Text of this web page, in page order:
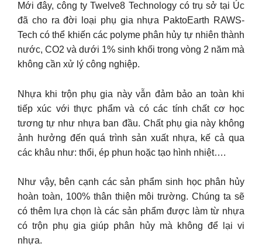
Mới đây, công ty Twelve8 Technology có trụ sở tại Úc
đã cho ra đời loại phụ gia nhựa PaktoEarth RAWS-
Tech có thể khiến các polyme phân hủy tự nhiên thành
nước, CO2 và dưới 1% sinh khối trong vòng 2 năm mà
không cần xử lý công nghiệp.
Nhựa khi trộn phụ gia này vẫn đảm bảo an toàn khi
tiếp xúc với thực phẩm và có các tính chất cơ học
tương tự như nhựa ban đầu. Chất phụ gia này không
ảnh hưởng đến quá trình sản xuất nhựa, kế cả qua
các khâu như: thổi, ép phun hoặc tạo hình nhiệt….
Như vậy, bên cạnh các sản phẩm sinh học phân hủy
hoàn toàn, 100% thân thiện môi trường. Chúng ta sẽ
có thêm lựa chọn là các sản phẩm được làm từ nhựa
có trộn phụ gia giúp phân hủy mà không để lại vi
nhựa.